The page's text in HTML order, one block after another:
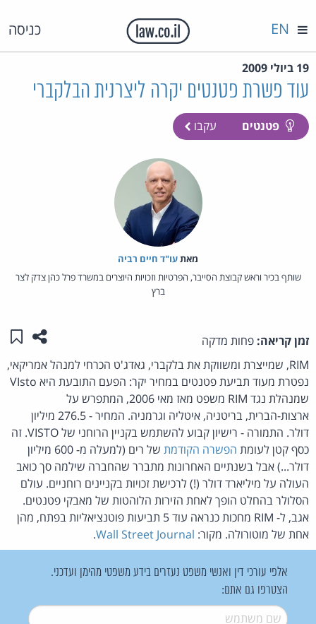
כניסה EN
19 ביולי 2009
עוד פשרת פטנטים יקרה ליצרנית הבלקברי
פטנטים עקבו
מאת‏עו"ד חיים רביה
שותף בכיר וראש קבוצת הסייבר, הפרטיות וזכויות היוצרים במשרד פרל כהן צדק לצר
ברץ
זמן קריאה: פחות מדקה שתפו
RIM, שמייצרת ומשווקת את בלקברי, גאדג'ט הכרחי למנהל אמריקאי,
נפטרת מעוד תביעת פטנטים במחיר יקר: הפעם התובעת היא VIsto
שמנהלת נגד RIM משפט מאז מאי 2006, המתפרש על
ארצות-הברית, בריטניה, איטליה וגרמניה. המחיר - 276.5 מיליון
דולר. התמורה - רישיון קבוע להשתמש בקניין הרוחני של VISTO. זה
כסף קטן לעומת הפשרה הקודמת
של רים (למעלה מ- 600 מיליון
דולר...) אבל בשנתיים האחרונות מתברר שהחברה שילמה סך כואב
העולה על מיליארד דולר (!) לרכישת זכויות בקניינים רוחניים. עולם
הסלולר בהחלט הופך לאחת הזירות הלוהטות של מאבקי פטנטים.
אגב, ל- RIM מחכות כנראה עוד 5 תביעות פוטנציאליות בפתח, מהן
אחת של מוטורולה. מקור: Wall Street Journal
.
אלפי עורכי דין ואנשי משפט נעזרים בידע משפטי מהימן ועדכני.
הצטרפו גם אתם:
שם משתמש*